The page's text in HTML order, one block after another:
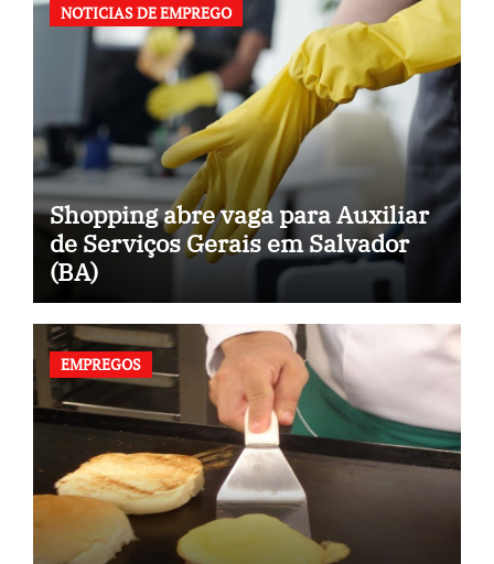
NOTICIAS DE EMPREGO
Shopping abre vaga para Auxiliar
de Serviços Gerais em Salvador
(BA)
EMPREGOS